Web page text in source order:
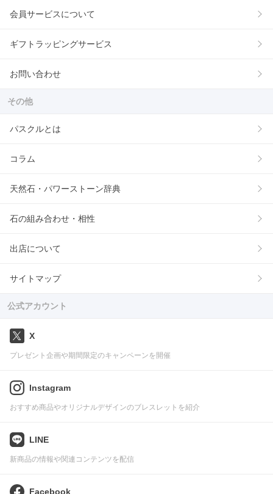
会員サービスについて
ギフトラッピングサービス
お問い合わせ
その他
パスクルとは
コラム
天然石・パワーストーン辞典
石の組み合わせ・相性
出店について
サイトマップ
公式アカウント
X
プレゼント企画や期間限定のキャンペーンを開催
Instagram
おすすめ商品やオリジナルデザインのブレスレットを紹介
LINE
新商品の情報や関連コンテンツを配信
Facebook